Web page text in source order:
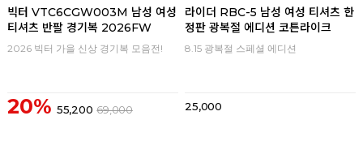
빅터 VTC6CGW003M 남성 여성
티셔츠 반팔 경기복 2026FW
2026 빅터 가을 신상 경기복 모음전!
20% 55,200 69,000
라이더 RBC-5 남성 여성 티셔츠 한
정판 광복절 에디션 코튼라이크
8.15 광복절 스페셜 에디션
25,000